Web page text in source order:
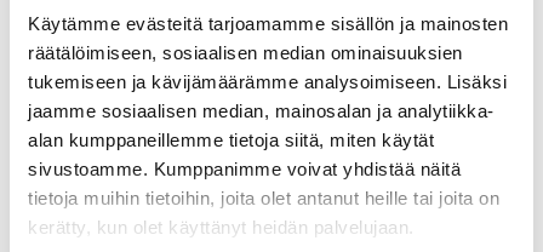
Käytämme evästeitä tarjoamamme sisällön ja mainosten
räätälöimiseen, sosiaalisen median ominaisuuksien
tukemiseen ja kävijämäärämme analysoimiseen. Lisäksi
jaamme sosiaalisen median, mainosalan ja analytiikka-
alan kumppaneillemme tietoja siitä, miten käytät
sivustoamme. Kumppanimme voivat yhdistää näitä
tietoja muihin tietoihin, joita olet antanut heille tai joita on
kerätty, kun olet käyttänyt heidän palvelujaan.
toteutuksessa hyödynnämme digitaalista Howspace-
työtilaa, joka tarjoaa sähköiset materiaalit ja
keskustelualustan ohjelmaan osallistuville.
Ohjelma on suunnattuyritysten ja organisaatioiden
johdolle, johtoryhmiin kuuluville, tuleville
johtoryhmäläisille ja hallitusten jäsenille. Ohjelmaan
otetaan 30 osallistujaa, paikat täytetään
25.8.2026